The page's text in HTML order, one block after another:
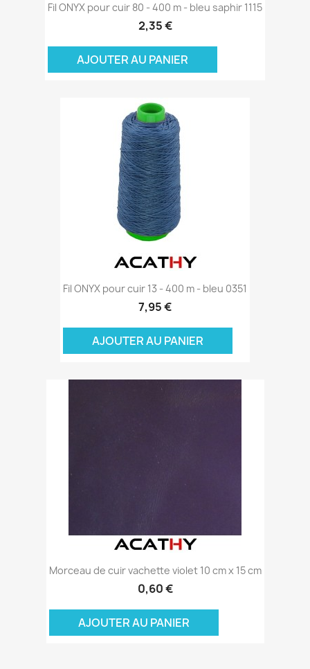
Fil ONYX pour cuir 80 - 400 m - bleu saphir 1115
2,35 €
AJOUTER AU PANIER
Fil ONYX pour cuir 13 - 400 m - bleu 0351
7,95 €
AJOUTER AU PANIER
Morceau de cuir vachette violet 10 cm x 15 cm
0,60 €
AJOUTER AU PANIER